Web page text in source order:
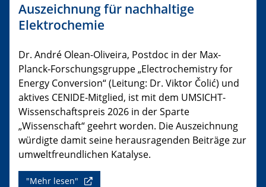
Auszeichnung für nachhaltige
Elektrochemie
Dr. André Olean-Oliveira, Postdoc in der Max-
Planck-Forschungsgruppe „Electrochemistry for
Energy Conversion“ (Leitung: Dr. Viktor Čolić) und
aktives CENIDE-Mitglied, ist mit dem UMSICHT-
Wissenschaftspreis 2026 in der Sparte
„Wissenschaft“ geehrt worden. Die Auszeichnung
würdigte damit seine herausragenden Beiträge zur
umweltfreundlichen Katalyse.
"Mehr lesen"